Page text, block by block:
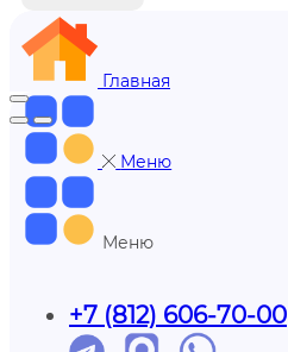
Главная
Меню
Меню
+7 (812) 606-70-00